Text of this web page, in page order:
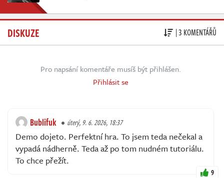
DISKUZE | 3 KOMENTÁŘŮ
Pro napsání komentáře musíš být přihlášen.
Přihlásit se
Bublifuk úterý, 9. 6. 2026, 18:37
Demo dojeto. Perfektní hra. To jsem teda nečekal a
vypadá nádherně. Teda až po tom nudném tutoriálu.
To chce přežít.
9